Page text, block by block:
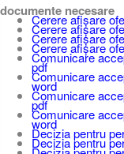
documente necesare
Cerere afișare
Cerere afișare
Cerere afișare
Cerere afișare
Comunicare
pdf
Comunicare
word
Comunicare
pdf
Comunicare
word
Decizia pentru
Decizia pentru